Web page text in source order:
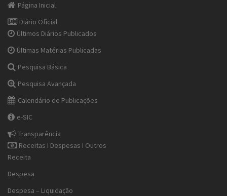
Página Inicial
Diário Oficial
Últimos Diários Publicados
Últimas Matérias Publicadas
Pesquisa Básica
Pesquisa Avançada
Calendário de Publicações
e-SIC
Transparência
Receitas I Despesas I Outros
Receita
Despesa
Despesa – Liquidação